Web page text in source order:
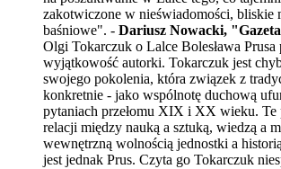
zakotwiczone w nieświadomości, bliskie
baśniowe". - Dariusz Nowacki,
Olgi Tokarczuk o Lalce Bolesława Prusa
wyjątkowość autorki. Tokarczuk jest
swojego pokolenia, która związek z
konkretnie - jako wspólnotę duchową
pytaniach przełomu XIX i XX wieku. Te
relacji między nauką a sztuką, wiedzą a
wewnętrzną wolnością jednostki a
jest jednak Prus. Czyta go Tokarczuk